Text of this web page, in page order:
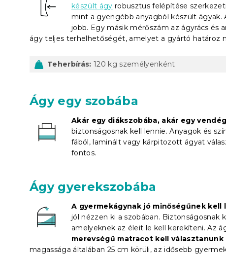
készült ágy robusztus felépítése
mint a gyengébb anyagból készült ágyak.
jobb. Egy másik mérőszám az ágyrács és
ágy teljes terhelhetőségét, amelyet a gyártó határoz
Teherbírás: 120 kg személyenként
Ágy egy szobába
Akár egy diákszobába, akár egy
biztonságosnak kell lennie. Anyagok és
fából, laminált vagy kárpitozott ágyat
fontos.
Ágy gyerekszobába
A gyermekágynak jó minőségűnek kell
jól nézzen ki a szobában. Biztonságosnak
amelyeknek az éleit le kell kerekíteni. Az
merevségű matracot kell választanunk
magassága általában 25 cm körüli, az idősebb